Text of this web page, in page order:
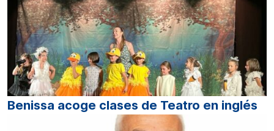
Benissa acoge clases de Teatro en inglés